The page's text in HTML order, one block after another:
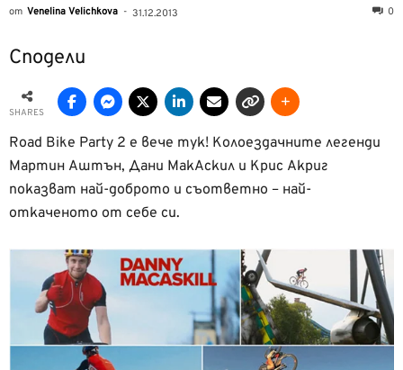
от Venelina Velichkova - 31.12.2013 0
Сподели
SHARES
Road Bike Party 2 е вече тук! Колоездачните легенди
Мартин Аштън, Дани МакАскил и Крис Акриг
показват най-доброто и съответно – най-
откаченото от себе си.